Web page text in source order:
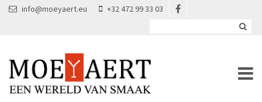
Overslaan en naar de inhoud gaan
info@moeyaert.eu +32 472 99 33 03